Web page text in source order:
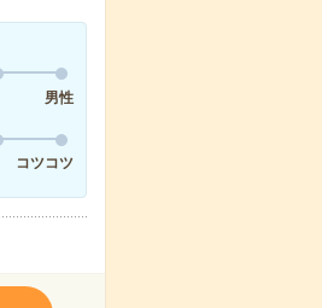
男性
コツコツ